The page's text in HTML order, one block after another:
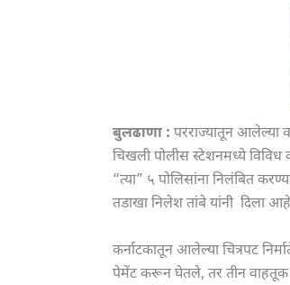
बुलढाणा : परराज्यातून आलेल्या
चिखली पोलीस स्टेशनमध्ये विविध
“त्या” ५ पोलिसांना निलंबित
तडाखा निलेश तांबे यांनी दिला
कर्नाटकातून आलेल्या चित्रपट
पेमेंट करून घेतले, तर तीन वाहतूक